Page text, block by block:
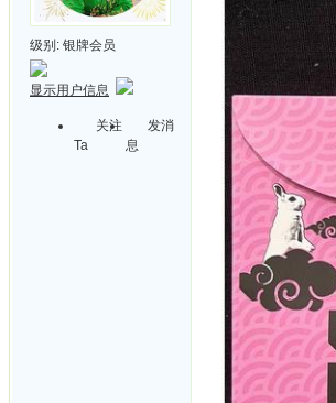
级别: 银牌会员
显示用户信息
关注
Ta
发消
息